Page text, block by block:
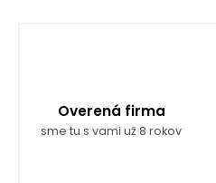
Overená firma
sme tu s vami už 8 rokov